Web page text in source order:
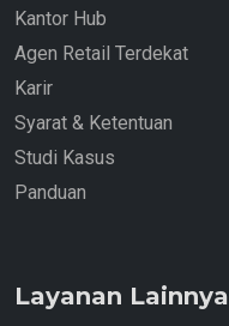
Kantor Hub
Agen Retail Terdekat
Karir
Syarat & Ketentuan
Studi Kasus
Panduan
Layanan Lainnya